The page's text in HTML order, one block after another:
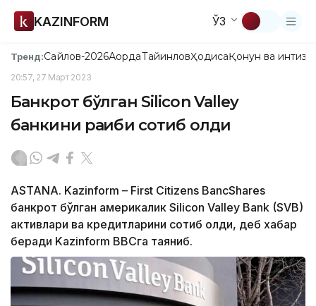
KAZINFORM ЎЗ
Тренд:Сайлов-2026АқордаТайинловҲодисаҚонун ва
20:57, 27 Март 2023
Банкрот бўлган Silicon Valley
банкини рақиби сотиб олди
ASTANA. Kazinform – First Citizens BancShares
банкрот бўлган америкалик Silicon Valley Bank (SVB)
активлари ва кредитларини сотиб олди, деб хабар
беради Kazinform ВВСга таяниб.